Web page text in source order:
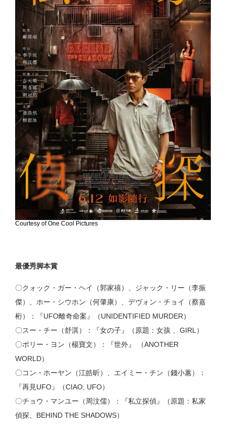
Courtesy of One Cool Pictures
最優秀脚本賞
〇クォック・ガー・ヘイ（郭家禧）、ジャック・リー（李振
傑）、ホー・シウホン（何肇康）、デヴォン・チョイ（蔡嘉
桁）：『UFO離奇命案』（UNIDENTIFIED MURDER）
〇スー・チー（舒淇）：『女の子』（原題：女孩 、GIRL）
〇ポリー・ヨン（楊寶文）：『世外』 （ANOTHER
WORLD）
〇コン・ホーヤン（江皓昕）、エイミー・チン（錢小蕙）：
『再見UFO』（CIAO, UFO）
〇チョウ・マンユー（周汶儒）：『私立探偵』（原題：私家
偵探、BEHIND THE SHADOWS）